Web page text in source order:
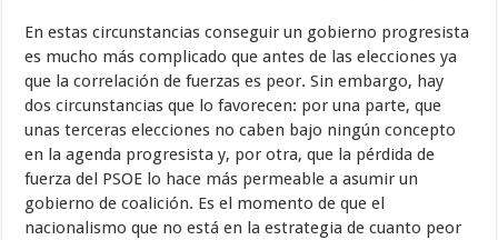
En estas circunstancias conseguir un gobierno progresista
es mucho más complicado que antes de las elecciones ya
que la correlación de fuerzas es peor. Sin embargo, hay
dos circunstancias que lo favorecen: por una parte, que
unas terceras elecciones no caben bajo ningún concepto
en la agenda progresista y, por otra, que la pérdida de
fuerza del PSOE lo hace más permeable a asumir un
gobierno de coalición. Es el momento de que el
nacionalismo que no está en la estrategia de cuanto peor